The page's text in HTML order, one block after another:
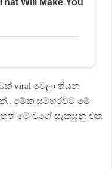
viral වෙලා තියන
මේක සමහරවිට මේ
මේ වගේ සැකසුනු එක